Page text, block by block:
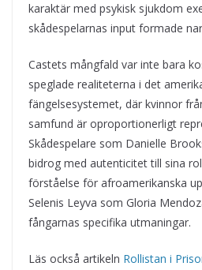
karaktär med psykisk sjukdom
skådespelarnas input formade
Castets mångfald var inte bara
speglade realiteterna i det
fängelsesystemet, där kvinnor
samfund är oproportionerligt
Skådespelare som Danielle
bidrog med autenticitet till sina
förståelse för afroamerikanska
Selenis Leyva som Gloria
fångarnas specifika utmaningar.
Läs också artikeln Rollistan i